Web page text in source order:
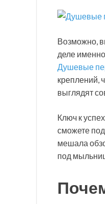
Возможно,
деле
Душевые
креплений,
выглядят
Ключ к
сможете
мешала
под